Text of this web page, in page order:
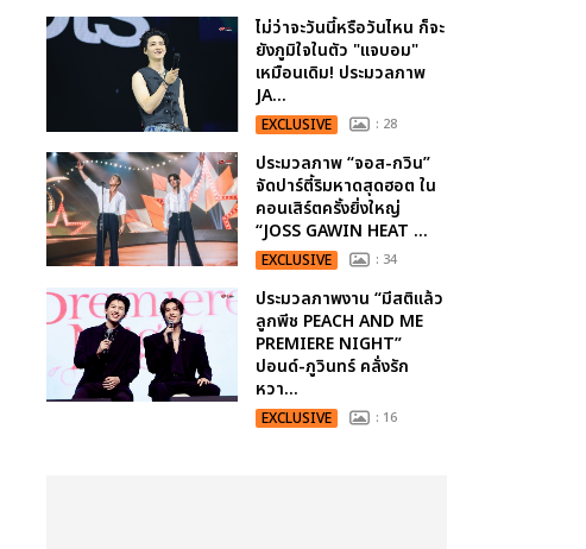
ไม่ว่าจะวันนี้หรือวันไหน ก็จะ
ยังภูมิใจในตัว "แจบอม"
เหมือนเดิม! ประมวลภาพ
JA...
EXCLUSIVE : 28
ประมวลภาพ “จอส-กวิน”
จัดปาร์ตี้ริมหาดสุดฮอต ใน
คอนเสิร์ตครั้งยิ่งใหญ่
“JOSS GAWIN HEAT ...
EXCLUSIVE : 34
ประมวลภาพงาน “มีสติแล้ว
ลูกพีช PEACH AND ME
PREMIERE NIGHT”
ปอนด์-ภูวินทร์ คลั่งรัก
หวา...
EXCLUSIVE : 16